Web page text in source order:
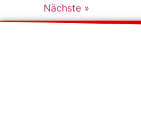
Nächste »